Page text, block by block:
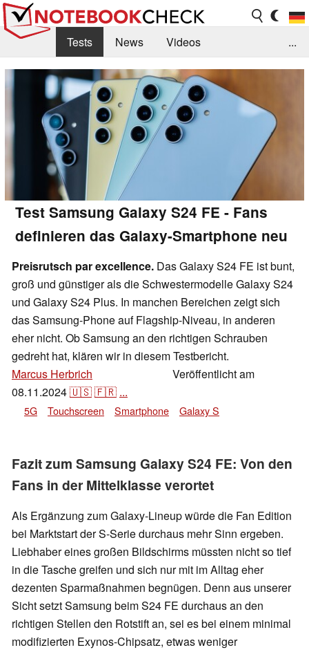
Tests News
Videos
Benchmarks & Tech
Externe Tests
Kaufberatung
Deals Suche
Jobs
Forum
...
Test Samsung Galaxy S24 FE - Fans
definieren das Galaxy-Smartphone neu
Preisrutsch par excellence. Das Galaxy S24 FE ist bunt,
groß und günstiger als die Schwestermodelle Galaxy S24
und Galaxy S24 Plus. In manchen Bereichen zeigt sich
das Samsung-Phone auf Flagship-Niveau, in anderen
eher nicht. Ob Samsung an den richtigen Schrauben
gedreht hat, klären wir in diesem Testbericht.
Marcus Herbrich
Veröffentlicht am
08.11.2024🇺🇸🇫🇷 ...
5G Touchscreen Smartphone Galaxy S
Fazit zum Samsung Galaxy S24 FE: Von den
Fans in der Mittelklasse verortet
Als Ergänzung zum Galaxy-Lineup würde die Fan Edition
bei Marktstart der S-Serie durchaus mehr Sinn ergeben.
Liebhaber eines großen Bildschirms müssten nicht so tief
in die Tasche greifen und sich nur mit im Alltag eher
dezenten Sparmaßnahmen begnügen. Denn aus unserer
Sicht setzt Samsung beim S24 FE durchaus an den
richtigen Stellen den Rotstift an, sei es bei einem minimal
modifizierten Exynos-Chipsatz, etwas weniger